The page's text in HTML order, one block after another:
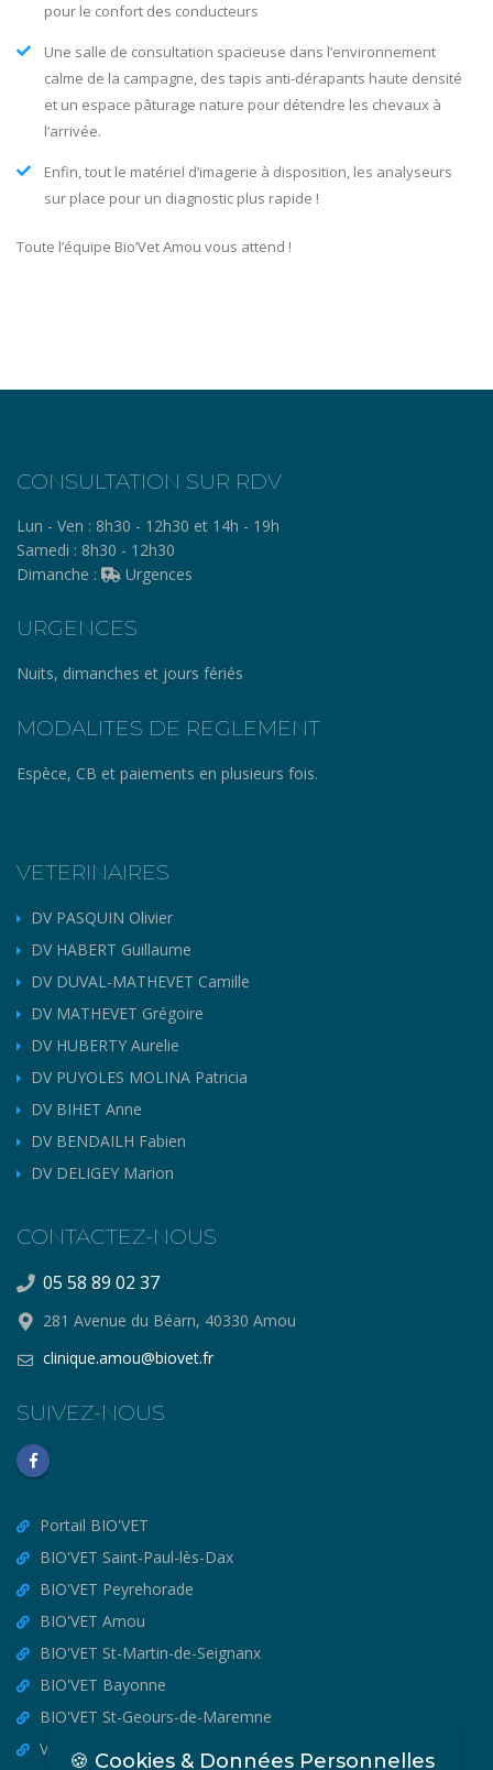
pour le confort des conducteurs
Une salle de consultation spacieuse dans l’environnement
calme de la campagne, des tapis anti-dérapants haute densité
et un espace pâturage nature pour détendre les chevaux à
l’arrivée.
Enfin, tout le matériel d’imagerie à disposition, les analyseurs
sur place pour un diagnostic plus rapide !
Toute l’équipe Bio’Vet Amou vous attend !
CONSULTATION SUR RDV
Lun - Ven : 8h30 - 12h30 et 14h - 19h
Samedi : 8h30 - 12h30
Dimanche :
Urgences
URGENCES
Nuits, dimanches et jours fériés
MODALITES DE REGLEMENT
Espèce, CB et paiements en plusieurs fois.
VETERINAIRES
DV PASQUIN Olivier
DV HABERT Guillaume
DV DUVAL-MATHEVET Camille
DV MATHEVET Grégoire
DV HUBERTY Aurelie
DV PUYOLES MOLINA Patricia
DV BIHET Anne
DV BENDAILH Fabien
DV DELIGEY Marion
CONTACTEZ-NOUS
05 58 89 02 37
281 Avenue du Béarn, 40330 Amou
clinique.amou@biovet.fr
SUIVEZ-NOUS
Portail BIO'VET
BIO'VET Saint-Paul-lès-Dax
BIO'VET Peyrehorade
BIO'VET Amou
BIO'VET St-Martin-de-Seignanx
BIO'VET Bayonne
BIO'VET St-Geours-de-Maremne
VET'OSTEO
🍪 Cookies & Données Personnelles